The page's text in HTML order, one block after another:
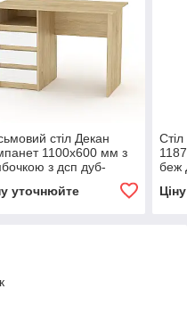
стіл Декан
1100х600 мм з
з дсп дуб-
уточнюйте
беж